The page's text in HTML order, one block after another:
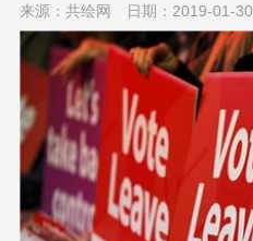
来源：共绘网 日期：2019-01-30